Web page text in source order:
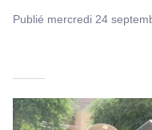
Publié mercredi 24